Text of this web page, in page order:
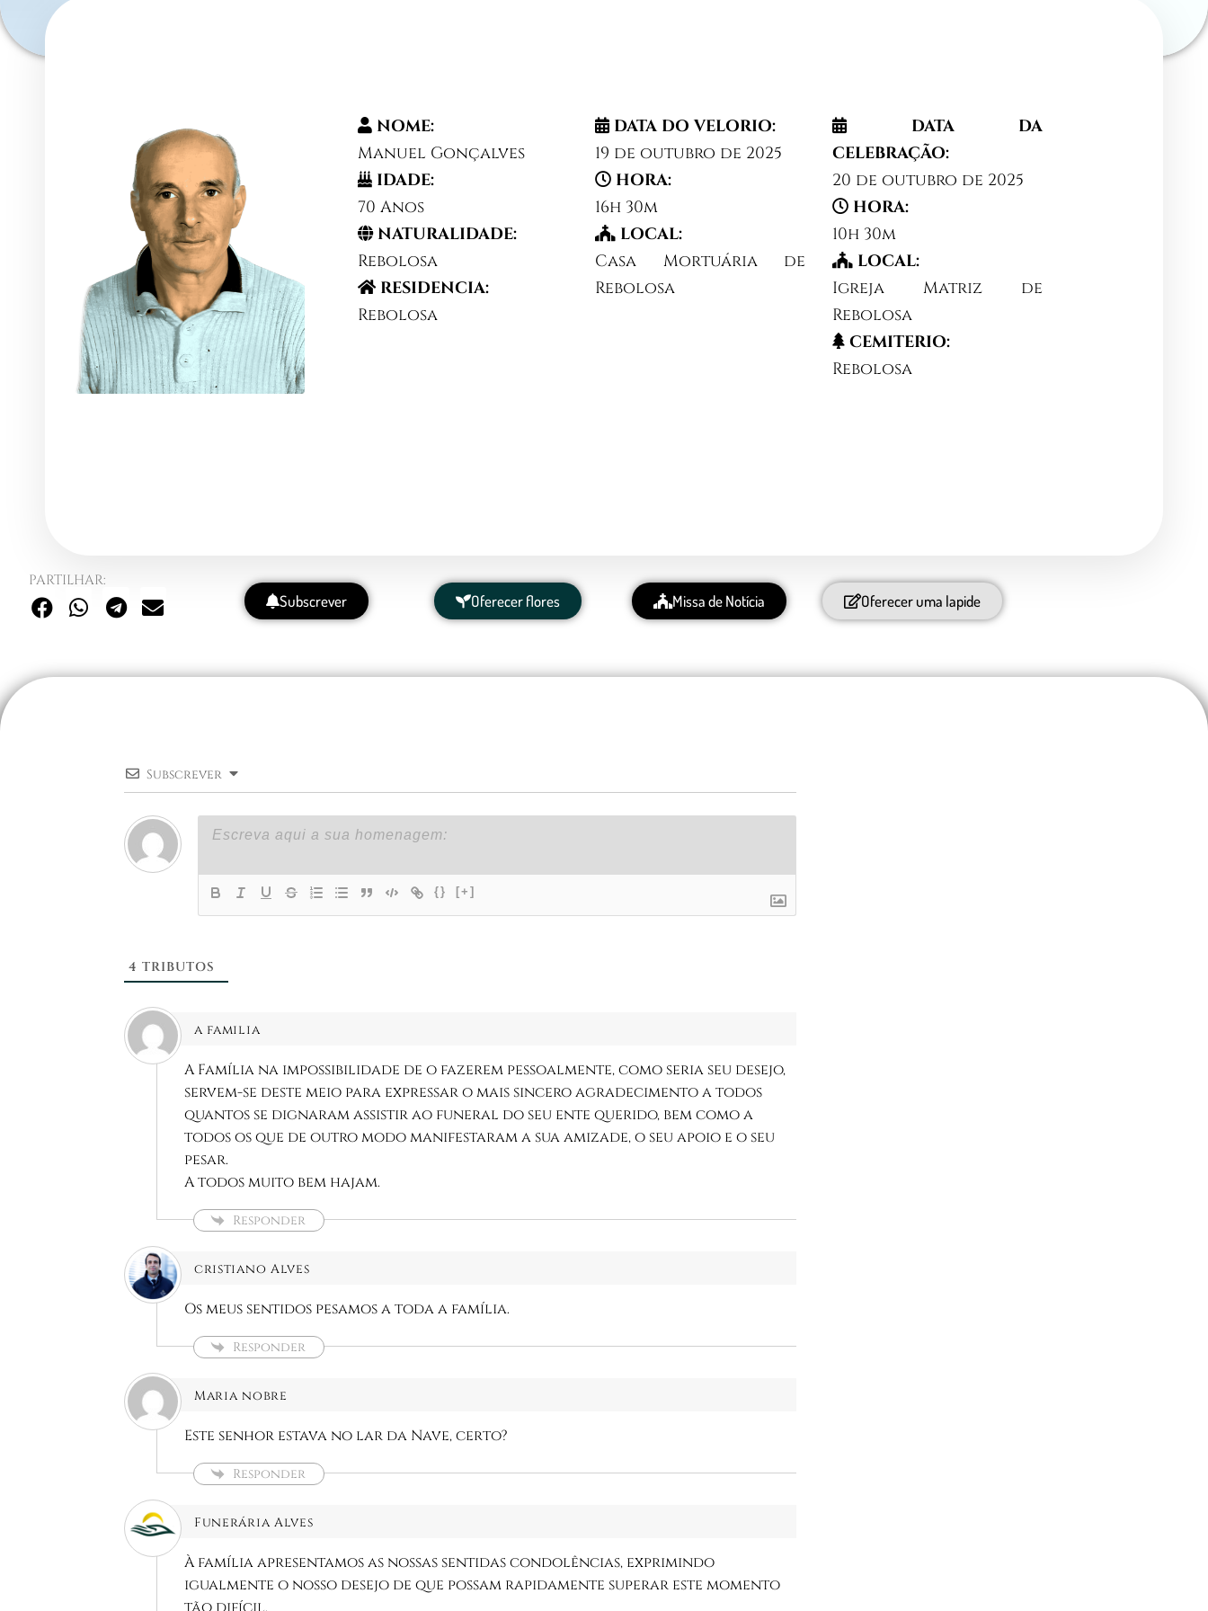
NOME:
Manuel Gonçalves
IDADE:
70 Anos
NATURALIDADE:
Rebolosa
RESIDENCIA:
Rebolosa
DATA DO VELORIO:
19 de outubro de 2025
HORA:
16h 30m
LOCAL:
Casa Mortuária de
Rebolosa
DATA DA
CELEBRAÇÃO:
20 de outubro de 2025
HORA:
10h 30m
LOCAL:
Igreja Matriz de
Rebolosa
CEMITERIO:
Rebolosa
PARTILHAR:
Subscrever
Oferecer flores Missa de Notícia Oferecer uma lapide
Subscrever
{} [+]
4 TRIBUTOS
a familia
A Família na impossibilidade de o fazerem pessoalmente, como seria seu desejo,
servem-se deste meio para expressar o mais sincero agradecimento a todos
quantos se dignaram assistir ao funeral do seu ente querido, bem como a
todos os que de outro modo manifestaram a sua amizade, o seu apoio e o seu
pesar.
A todos muito bem hajam.
Responder
cristiano Alves
Os meus sentidos pesamos a toda a família.
Responder
Maria nobre
Este senhor estava no lar da Nave, certo?
Responder
Funerária Alves
À família apresentamos as nossas sentidas condolências, exprimindo
igualmente o nosso desejo de que possam rapidamente superar este momento
tão difícil.